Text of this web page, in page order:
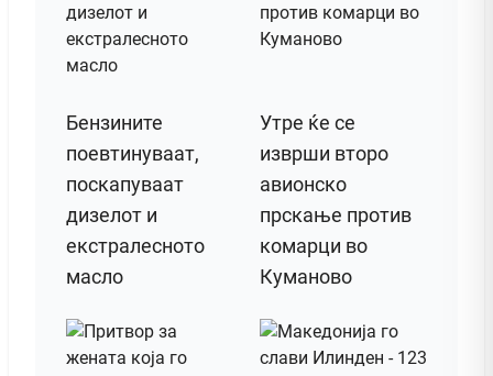
Бензините
поевтинуваат,
поскапуваат
дизелот и
екстралесното
масло
Утре ќе се
изврши второ
авионско
прскање против
комарци во
Куманово